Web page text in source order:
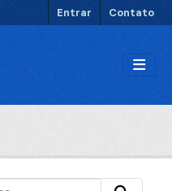
Entrar Contato